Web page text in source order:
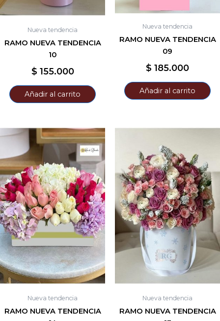
Nueva tendencia
RAMO NUEVA TENDENCIA
10
$ 155.000
Añadir al carrito
Nueva tendencia
RAMO NUEVA TENDENCIA
09
$ 185.000
Añadir al carrito
Nueva tendencia
RAMO NUEVA TENDENCIA
Nueva tendencia
RAMO NUEVA TENDENCIA